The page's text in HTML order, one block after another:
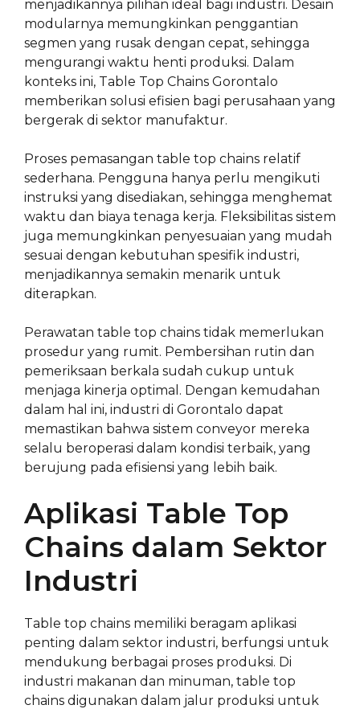
menjadikannya pilihan ideal bagi industri. Desain
modularnya memungkinkan penggantian
segmen yang rusak dengan cepat, sehingga
mengurangi waktu henti produksi. Dalam
konteks ini, Table Top Chains Gorontalo
memberikan solusi efisien bagi perusahaan yang
bergerak di sektor manufaktur.
Proses pemasangan table top chains relatif
sederhana. Pengguna hanya perlu mengikuti
instruksi yang disediakan, sehingga menghemat
waktu dan biaya tenaga kerja. Fleksibilitas sistem
juga memungkinkan penyesuaian yang mudah
sesuai dengan kebutuhan spesifik industri,
menjadikannya semakin menarik untuk
diterapkan.
Perawatan table top chains tidak memerlukan
prosedur yang rumit. Pembersihan rutin dan
pemeriksaan berkala sudah cukup untuk
menjaga kinerja optimal. Dengan kemudahan
dalam hal ini, industri di Gorontalo dapat
memastikan bahwa sistem conveyor mereka
selalu beroperasi dalam kondisi terbaik, yang
berujung pada efisiensi yang lebih baik.
Aplikasi Table Top
Chains dalam Sektor
Industri
Table top chains memiliki beragam aplikasi
penting dalam sektor industri, berfungsi untuk
mendukung berbagai proses produksi. Di
industri makanan dan minuman, table top
chains digunakan dalam jalur produksi untuk